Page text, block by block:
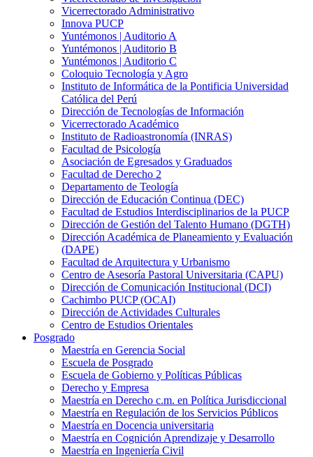
Vicerrectorado Administrativo
Innova PUCP
Yuntémonos | Auditorio A
Yuntémonos | Auditorio B
Yuntémonos | Auditorio C
Coloquio Tecnología y Agro
Instituto de Informática de la Pontificia Universidad
Católica del Perú
Dirección de Tecnologías de Información
Vicerrectorado Académico
Instituto de Radioastronomía (INRAS)
Facultad de Psicología
Asociación de Egresados y Graduados
Facultad de Derecho 2
Departamento de Teología
Dirección de Educación Continua (DEC)
Facultad de Estudios Interdisciplinarios de la PUCP
Dirección de Gestión del Talento Humano (DGTH)
Dirección Académica de Planeamiento y Evaluación
(DAPE)
Facultad de Arquitectura y Urbanismo
Centro de Asesoría Pastoral Universitaria (CAPU)
Dirección de Comunicación Institucional (DCI)
Cachimbo PUCP (OCAI)
Dirección de Actividades Culturales
Centro de Estudios Orientales
Posgrado
Maestría en Gerencia Social
Escuela de Posgrado
Escuela de Gobierno y Políticas Públicas
Derecho y Empresa
Maestría en Derecho c.m. en Política Jurisdiccional
Maestría en Regulación de los Servicios Públicos
Maestría en Docencia universitaria
Maestría en Cognición Aprendizaje y Desarrollo
Maestría en Ingeniería Civil